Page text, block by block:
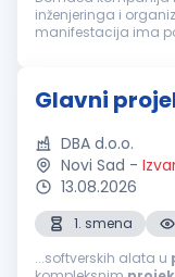
inženjeringa i
manifestacija ima
Glavni
DBA d.o.o.
Novi Sad -
13.08.2026
1. smena
...softverskih alata u